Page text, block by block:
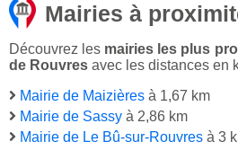
Mairies à
Découvrez les mairies les plus
de Rouvres avec les distances en
Mairie de Maizières à 1,67 km
Mairie de Sassy à 2,86 km
Mairie de Le Bû-sur-Rouvres à 3